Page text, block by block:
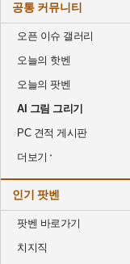
공통 커뮤니티
오픈 이슈 갤러리
오늘의 핫벤
오늘의 팟벤
AI 그림 그리기
PC 견적 게시판
더보기
인기 팟벤
팟벤 바로가기
치지직